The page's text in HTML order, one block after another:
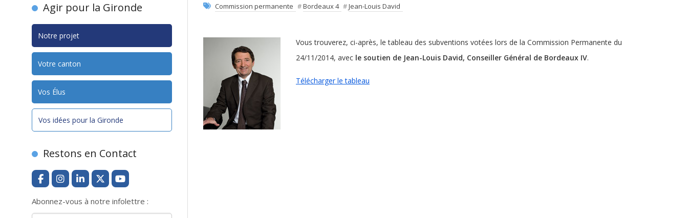
Commission permanente #Bordeaux 4 #Jean-Louis David
Vous trouverez, ci-après, le tableau des subventions votées lors de la Commission Permanente du
24/11/2014, avec le soutien de Jean-Louis David, Conseiller Général de Bordeaux IV.
Télécharger le tableau
Agir pour la Gironde
Notre projet
Votre canton
Vos Élus
Vos idées pour la Gironde
Restons en Contact
Abonnez-vous à notre infolettre :